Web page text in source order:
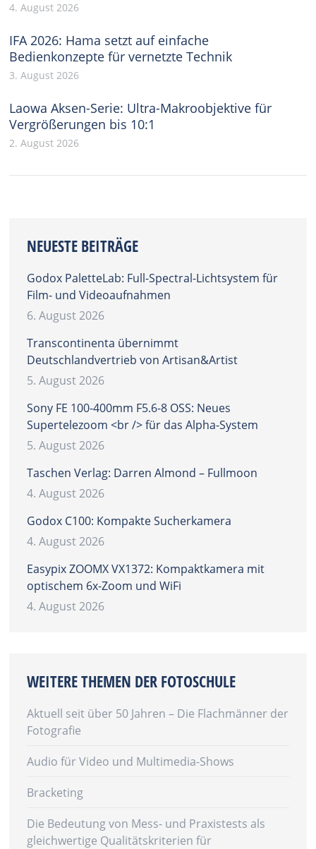
4. August 2026
IFA 2026: Hama setzt auf einfache
Bedienkonzepte für vernetzte Technik
3. August 2026
Laowa Aksen-Serie: Ultra-Makroobjektive für
Vergrößerungen bis 10:1
2. August 2026
NEUESTE BEITRÄGE
Godox PaletteLab: Full-Spectral-Lichtsystem für
Film- und Videoaufnahmen
6. August 2026
Transcontinenta übernimmt
Deutschlandvertrieb von Artisan&Artist
5. August 2026
Sony FE 100-400mm F5.6-8 OSS: Neues
Supertelezoom <br /> für das Alpha-System
5. August 2026
Taschen Verlag: Darren Almond – Fullmoon
4. August 2026
Godox C100: Kompakte Sucherkamera
4. August 2026
Easypix ZOOMX VX1372: Kompaktkamera mit
optischem 6x-Zoom und WiFi
4. August 2026
WEITERE THEMEN DER FOTOSCHULE
Aktuell seit über 50 Jahren – Die Flachmänner der
Fotografie
Audio für Video und Multimedia-Shows
Bracketing
Die Bedeutung von Mess- und Praxistests als
gleichwertige Qualitätskriterien für